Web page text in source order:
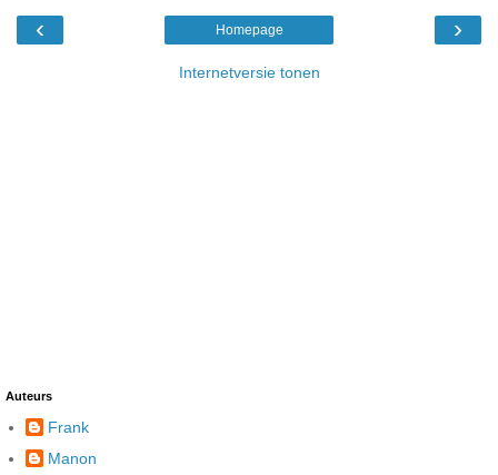
‹ ›
Homepage
Internetversie tonen
Auteurs
Frank
Manon